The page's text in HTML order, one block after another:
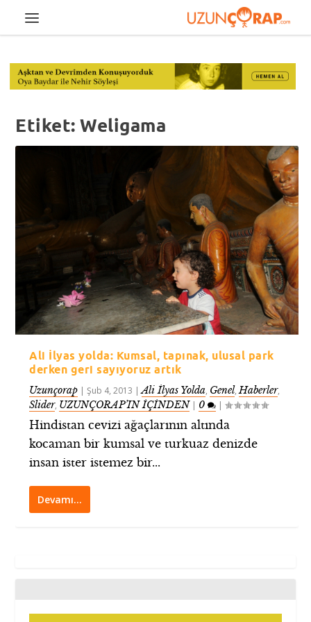
Etiket:Weligama
Ali İlyas yolda: Kumsal, tapınak, ulusal park
derken geri sayıyoruz artık
Uzunçorap |Şub 4, 2013 |Ali İlyas Yolda, Genel,Haberler,
Slider, UZUNÇORAP’IN İÇİNDEN| 0 |
Hindistan cevizi ağaçlarının altında
kocaman bir kumsal ve turkuaz denizde
insan ister istemez bir...
Devamı…